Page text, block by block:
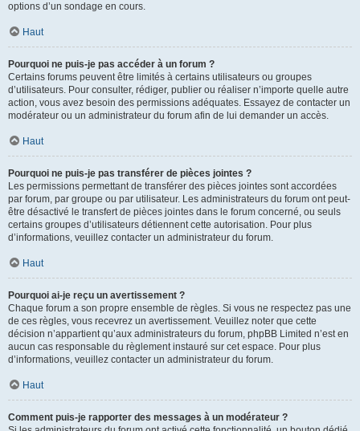
options d’un sondage en cours.
Haut
Pourquoi ne puis-je pas accéder à un forum ?
Certains forums peuvent être limités à certains utilisateurs ou groupes
d’utilisateurs. Pour consulter, rédiger, publier ou réaliser n’importe quelle autre
action, vous avez besoin des permissions adéquates. Essayez de contacter un
modérateur ou un administrateur du forum afin de lui demander un accès.
Haut
Pourquoi ne puis-je pas transférer de pièces jointes ?
Les permissions permettant de transférer des pièces jointes sont accordées
par forum, par groupe ou par utilisateur. Les administrateurs du forum ont peut-
être désactivé le transfert de pièces jointes dans le forum concerné, ou seuls
certains groupes d’utilisateurs détiennent cette autorisation. Pour plus
d’informations, veuillez contacter un administrateur du forum.
Haut
Pourquoi ai-je reçu un avertissement ?
Chaque forum a son propre ensemble de règles. Si vous ne respectez pas une
de ces règles, vous recevrez un avertissement. Veuillez noter que cette
décision n’appartient qu’aux administrateurs du forum, phpBB Limited n’est en
aucun cas responsable du règlement instauré sur cet espace. Pour plus
d’informations, veuillez contacter un administrateur du forum.
Haut
Comment puis-je rapporter des messages à un modérateur ?